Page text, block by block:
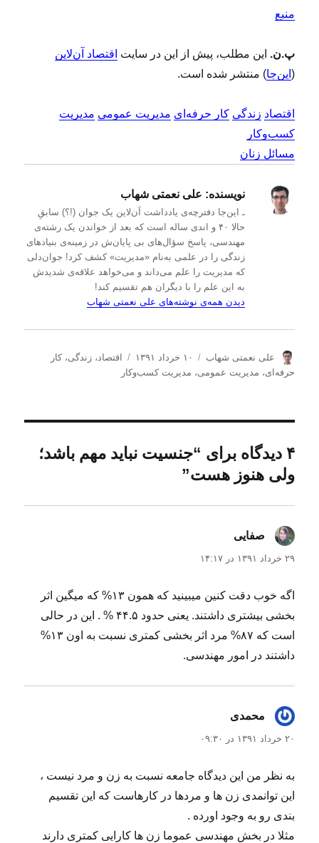
منبع
پ.ن. این مطلب، پیش از این در سایت اقتصاد آن‌لاین
( این‌جا) منتشر شده است.
اقتصاد زندگی کار حرفه‌ای مدیریت عمومی مدیریت
کسب‌و‌کار
مسائل زنان
نویسنده: علی نعمتی شهاب
ـ این‌جا دفترچه‌ی یادداشت‌ آن‌لاین یک جوان (!؟) سابقِ
حالا ۴۰ و اندی ساله است که بعد از خواندن یک رشته‌ی
مهندسی، پاسخ سؤال‌های بی پایان‌ش در زمینه‌ی بنیادهای
زندگی را در علمی به‌نام «مدیریت» کشف کرد! جوان‌دلی
که مدیریت را علم می‌داند و می‌خواهد علاقه‌ی شدیدش
به این علم را با دیگران هم تقسیم کند!
دیدن همه‌ی نوشته‌های علی نعمتی شهاب
ن
و
علی نعمتی شهاب
ا
ر
ه
د
۱۰ خرداد ۱۳۹۱
داقتصاد،زندگی،کار
حرفه‌ای، مدیریت عمومی، مدیریت كسب‌و‌كار
۴ دیدگاه برای “جنسیت نباید مهم باشد؛
ولی هنوز هست”
صفایی
۲۹ خرداد ۱۳۹۱ در ۱۴:۱۷
اگه خوب دقت کنین میبینید که همون ۱۳% که میگین اثر
بخشی بیشتری داشتند. یعنی حدود ۴۴.۵ % . این در حالی
است که ۸۷% مرد اثر بخشی کمتری نسبت به اون ۱۳%
داشتند در امور مهندسی.
محمدی
۲۰ خرداد ۱۳۹۱ در ۰۹:۳۰
به نظر من این دیدگاه جامعه نسبت به زن و مرد نیست ،
این توانمدی زن ها و مردها در کارهاست که این تقسیم
بندی رو به وجود اورده .
مثلا در بخش مهندسی عموما زن ها کارایی کمتری دارند